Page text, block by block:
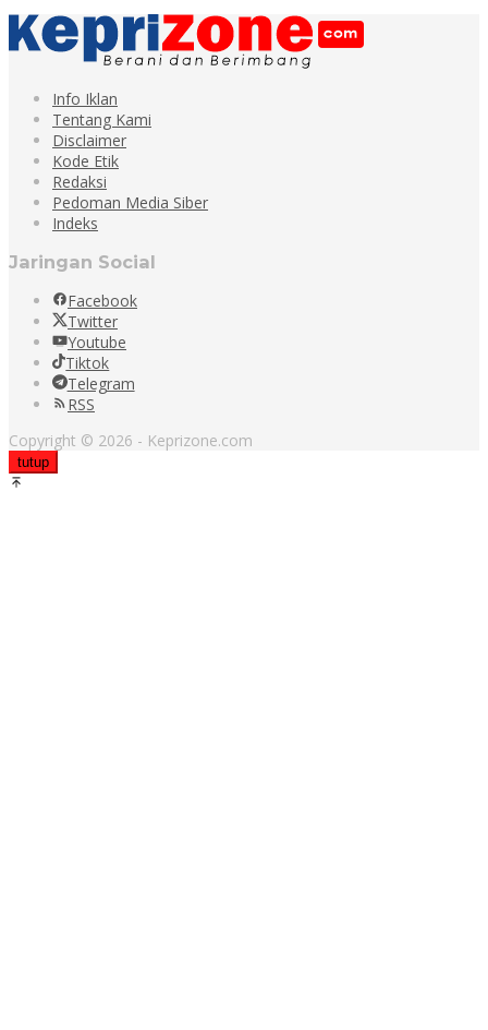
Info Iklan
Tentang Kami
Disclaimer
Kode Etik
Redaksi
Pedoman Media Siber
Indeks
Jaringan Social
Facebook
Twitter
Youtube
Tiktok
Telegram
RSS
Copyright © 2026 - Keprizone.com
tutup